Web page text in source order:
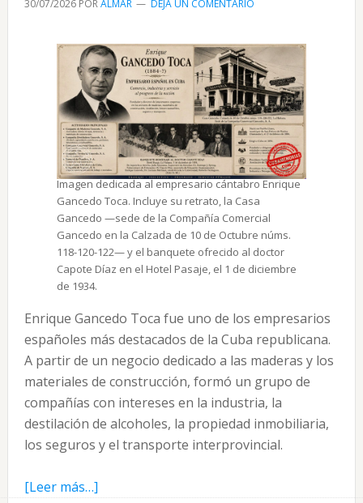
Habana
30/07/2026PORALMAR DEJA UN COMENTARIO
Imagen dedicada al empresario cántabro Enrique
Gancedo Toca. Incluye su retrato, la Casa
Gancedo —sede de la Compañía Comercial
Gancedo en la Calzada de 10 de Octubre núms.
118-120-122— y el banquete ofrecido al doctor
Capote Díaz en el Hotel Pasaje, el 1 de diciembre
de 1934.
Enrique Gancedo Toca fue uno de los empresarios
españoles más destacados de la Cuba republicana.
A partir de un negocio dedicado a las maderas y los
materiales de construcción, formó un grupo de
compañías con intereses en la industria, la
destilación de alcoholes, la propiedad inmobiliaria,
los seguros y el transporte interprovincial.
[Leer más…]acerca